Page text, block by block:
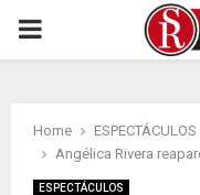
PRIMARY
Home
ESPECTÁCULOS
Angélica Rivera
ESPECTÁCULOS